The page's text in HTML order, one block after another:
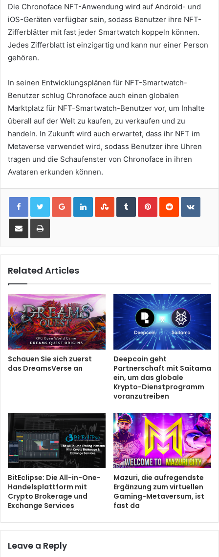
Die Chronoface NFT-Anwendung wird auf Android- und
iOS-Geräten verfügbar sein, sodass Benutzer ihre NFT-
Zifferblätter mit fast jeder Smartwatch koppeln können.
Jedes Zifferblatt ist einzigartig und kann nur einer Person
gehören.
In seinen Entwicklungsplänen für NFT-Smartwatch-
Benutzer schlug Chronoface auch einen globalen
Marktplatz für NFT-Smartwatch-Benutzer vor, um Inhalte
überall auf der Welt zu kaufen, zu verkaufen und zu
handeln. In Zukunft wird auch erwartet, dass ihr NFT im
Metaverse verwendet wird, sodass Benutzer ihre Uhren
tragen und die Schaufenster von Chronoface in ihren
Avataren erkunden können.
Google+LinkedInStumbleUpon
TumblrPinterestReddit
Share via Email Print
Related Articles
Schauen Sie sich zuerst
das DreamsVerse an
Deepcoin geht
Partnerschaft mit Saitama
ein, um das globale
Krypto-Dienstprogramm
voranzutreiben
BitEclipse: Die All-in-One-
Handelsplattform mit
Crypto Brokerage und
Exchange Services
Mazuri, die aufregendste
Ergänzung zum virtuellen
Gaming-Metaversum, ist
fast da
Leave a Reply